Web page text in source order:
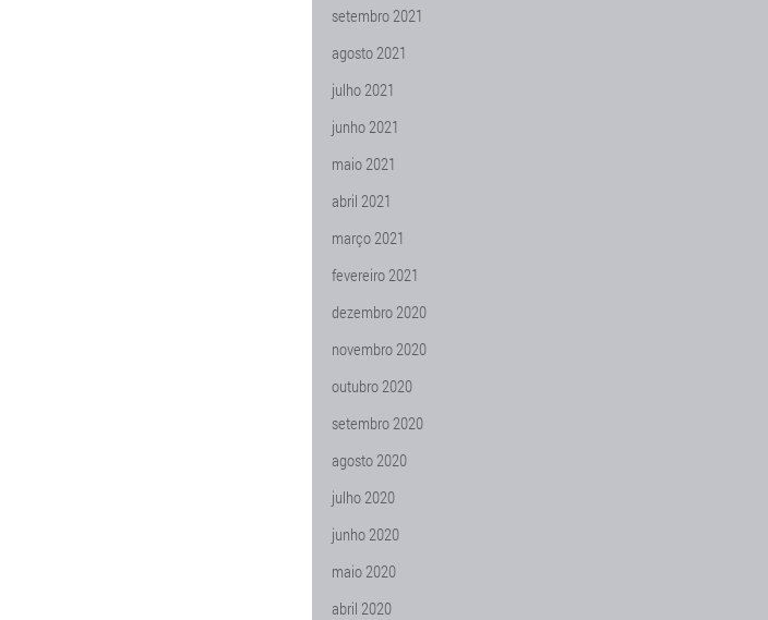
setembro 2021
agosto 2021
julho 2021
junho 2021
maio 2021
abril 2021
março 2021
fevereiro 2021
dezembro 2020
novembro 2020
outubro 2020
setembro 2020
agosto 2020
julho 2020
junho 2020
maio 2020
abril 2020